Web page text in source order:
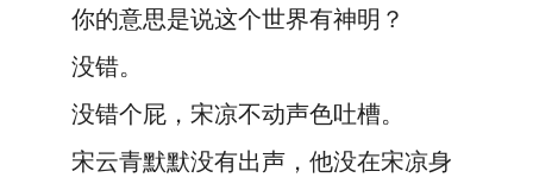
你的意思是说这个世界有神明？
没错。
没错个屁，宋凉不动声色吐槽。
宋云青默默没有出声，他没在宋凉身